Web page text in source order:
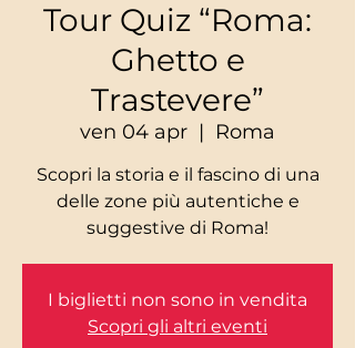
Tour Quiz “Roma:
Ghetto e
Trastevere”
ven 04 apr
  |
Roma
Scopri la storia e il fascino di una
delle zone più autentiche e
I biglietti non sono in vendita
Scopri gli altri eventi